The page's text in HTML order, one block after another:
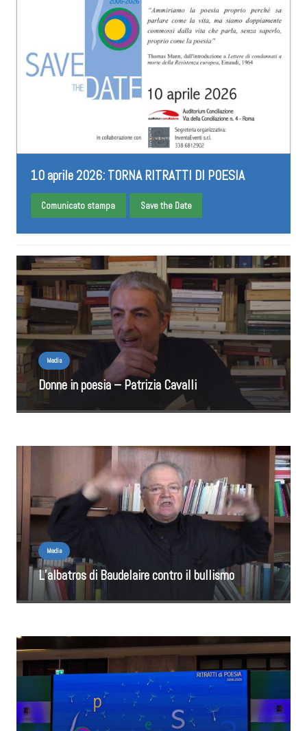
10 aprile 2026: TORNA RITRATTI DI POESIA
Comunicato stampa Save the Date
Media
Donne in poesia – Patrizia Cavalli
Media
L’albatros di Baudelaire contro il bullismo